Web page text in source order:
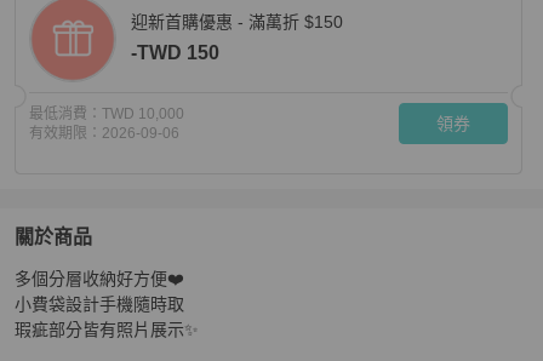
迎新首購優惠 - 滿萬折 $150
-TWD 150
最低消費： TWD 10,000
有效期限： 2026-09-06 領券
關於商品
關於【舊愛新歡】COACH黑色仕女肩背兩用包
多個分層收納好方便❤️
小費袋設計手機隨時取
瑕疵部分皆有照片展示✨